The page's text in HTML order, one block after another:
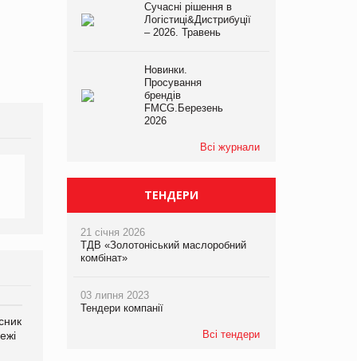
компанії «УкраМарин»
Сучасні рішення в
Логістиці&Дистрибуції
– 2026. Травень
Новинки.
Просування
брендів
FMCG.Березень
2026
Всі журнали
ТЕНДЕРИ
21 січня 2026
ТДВ «Золотоніський маслоробний
комбінат»
03 липня 2023
Тендери компанії
Всі тендери